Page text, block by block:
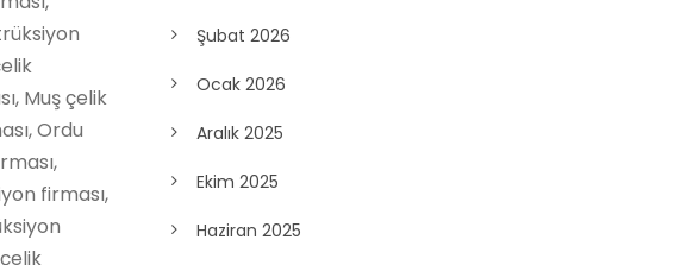
Şubat 2026
Ocak 2026
Aralık 2025
Ekim 2025
Haziran 2025